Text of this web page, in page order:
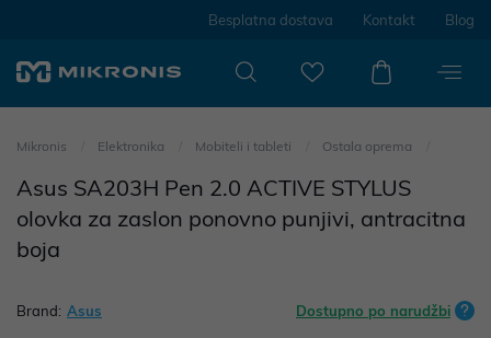
Besplatna dostava Kontakt Blog
Mikronis Elektronika Mobiteli i tableti Ostala oprema
Asus SA203H Pen 2.0 ACTIVE STYLUS
olovka za zaslon ponovno punjivi, antracitna
boja
Brand: Asus Dostupno po narudžbi